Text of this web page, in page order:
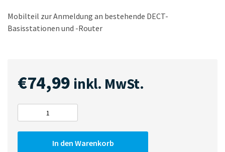
Mobilteil zur Anmeldung an bestehende DECT-
Basisstationen und -Router
€74,99 inkl. MwSt.
In den Warenkorb